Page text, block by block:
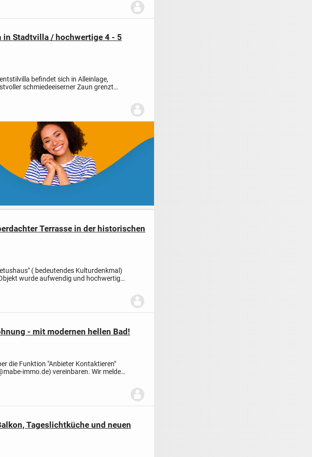
Stadtvilla / hochwertige 4 - 5
befindet sich in Alleinlage,
schmiedeeiserner Zaun grenzt
Straße...
Terrasse in der historischen
( bedeutendes Kulturdenkmal)
wurde aufwendig und hochwertig
und...
- mit modernen hellen Bad!
die Funktion "Anbieter Kontaktieren"
immo.de) vereinbaren. Wir melden
Görlitz" sind...
Tageslichtküche und neuen